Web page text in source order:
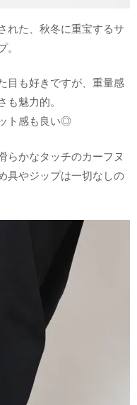
れた、秋冬に重宝するサ
目も好きですが、重量感
魅力的。
ト感も良い◎
らかなタッチのカーフヌ
具やジップは一切なしの